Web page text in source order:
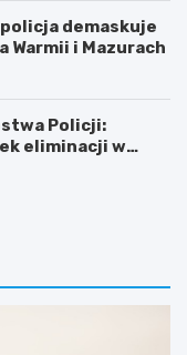
demaskuje
Warmii i Mazurach
Policji:
eliminacji w